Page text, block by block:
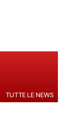
TUTTE LE NEWS